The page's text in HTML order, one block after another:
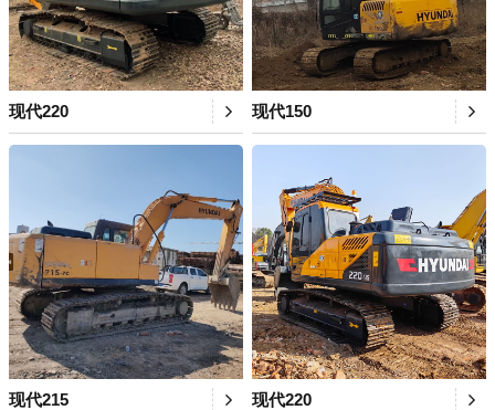
现代220 现代150
现代215 现代220